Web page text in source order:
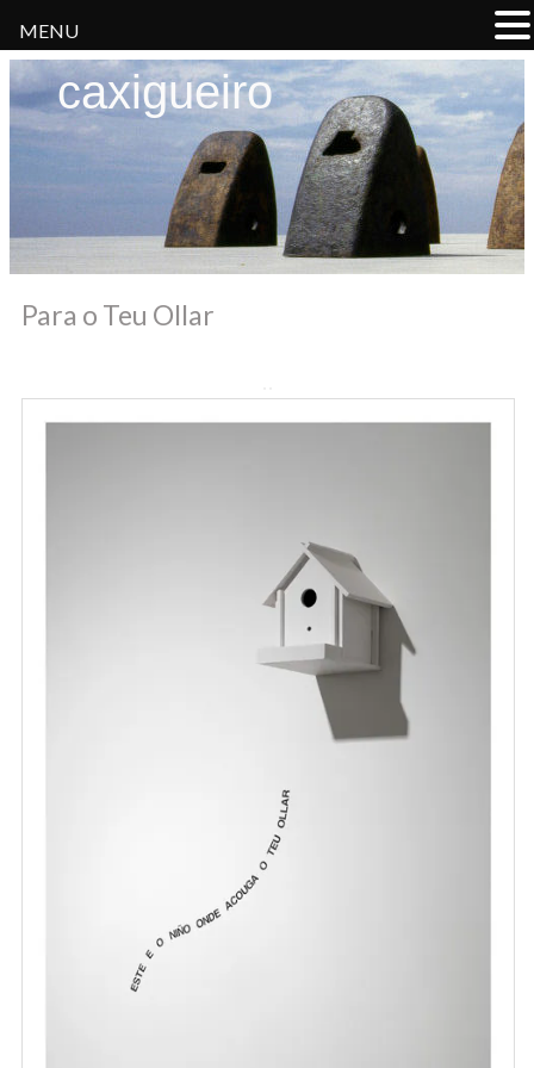
caxigueiro
Para o Teu Ollar
MENU